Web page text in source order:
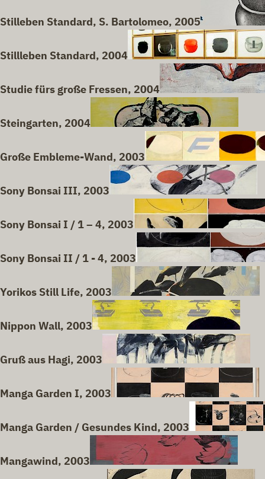
Stilleben Standard, S. Bartolomeo, 2005
Stillleben Standard, 2004
Studie fürs große Fressen, 2004
Steingarten, 2004
Große Embleme-Wand, 2003
Sony Bonsai III, 2003
Sony Bonsai I / 1 – 4, 2003
Sony Bonsai II / 1 - 4, 2003
Yorikos Still Life, 2003
Nippon Wall, 2003
Gruß aus Hagi, 2003
Manga Garden I, 2003
Manga Garden / Gesundes Kind, 2003
Mangawind, 2003